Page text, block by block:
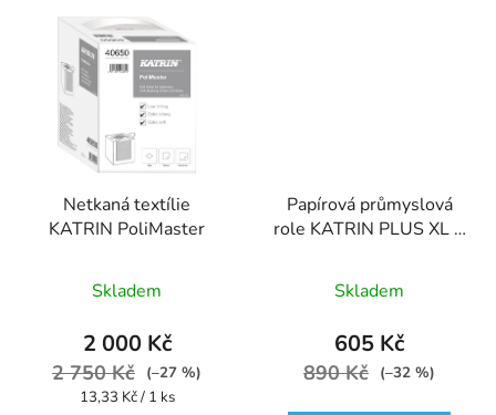
Netkaná textílie
KATRIN PoliMaster
Skladem
2 000 Kč
2 750 Kč
(–27 %)
Měrná
13,33 Kč / 1 ks
Papírová průmyslová
role KATRIN PLUS XL 2
Skladem
605 Kč
890 Kč (–32 %)